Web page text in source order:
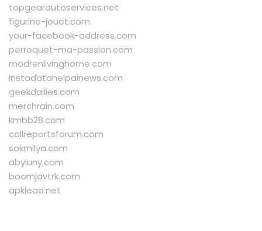
topgearautoservices.net
figurine-jouet.com
your-facebook-address.com
perroquet-ma-passion.com
modrenlivinghome.com
instadatahelpainews.com
geekdailies.com
merchrain.com
kmbb28.com
callreportsforum.com
sokmilya.com
abyluny.com
boomjavtrk.com
apklead.net